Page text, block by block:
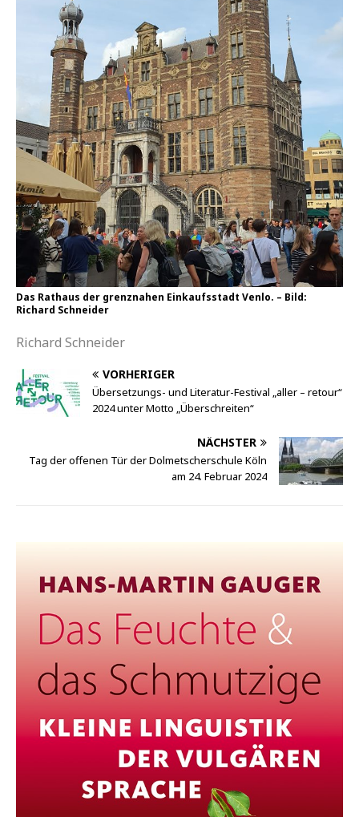
Das Rathaus der grenznahen Einkaufsstadt Venlo. – Bild:
Richard Schneider
Richard Schneider
VORHERIGER
Übersetzungs- und Literatur-Festival „aller – retour“
2024 unter Motto „Überschreiten“
NÄCHSTER
Tag der offenen Tür der Dolmetscherschule Köln
am 24. Februar 2024